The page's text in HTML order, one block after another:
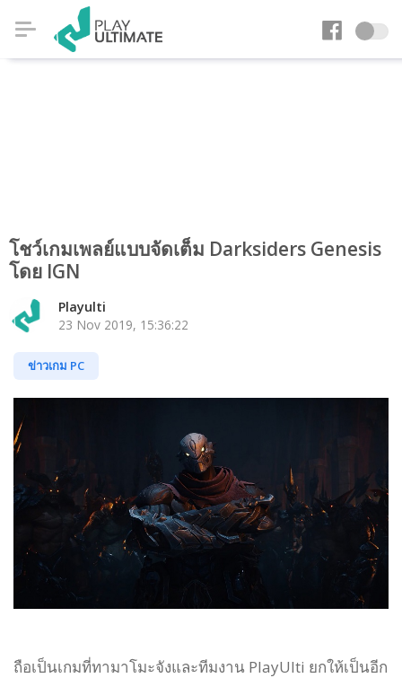
โชว์เกมเพลย์แบบจัดเต็ม Darksiders Genesis
โดย IGN
Playulti
23 Nov 2019, 15:36:22
ข่าวเกม PC
ถือเป็นเกมที่ทามาโมะจังและทีมงาน PlayUlti ยกให้เป็นอีก